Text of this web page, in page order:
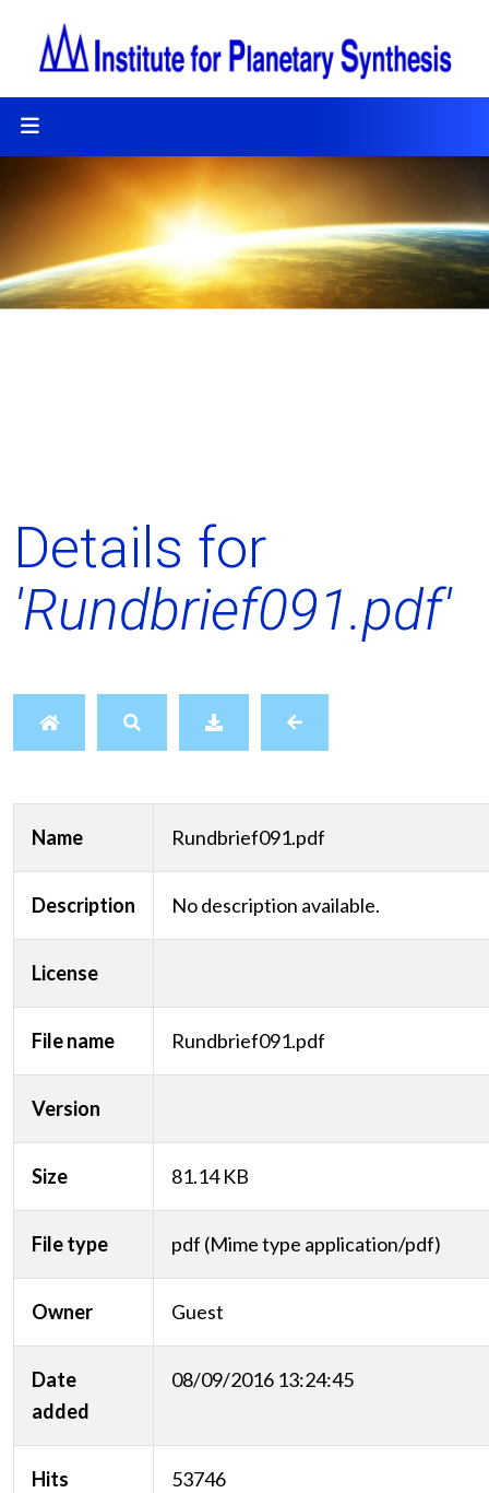
Details for
'Rundbrief091.pdf'
Name Rundbrief091.pdf
Description No description available.
License
File name Rundbrief091.pdf
Version
Size 81.14 KB
File type pdf (Mime type application/pdf)
Owner Guest
Date
added
08/09/2016 13:24:45
Hits 53746